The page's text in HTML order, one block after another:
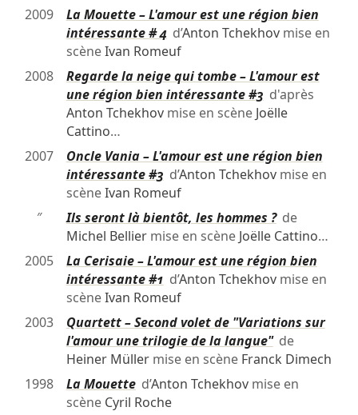
2009
La Mouette – L'amour est une région bien
intéressante # 4 d’Anton Tchekhovmise en
scèneIvan Romeuf
2008
Regarde la neige qui tombe – L'amour est
une région bien intéressante #3 d'après
Anton Tchekhovmise en scène Joëlle
Cattino…
2007
Oncle Vania – L'amour est une région bien
intéressante #3 d’Anton Tchekhovmise en
scèneIvan Romeuf
″
Ils seront là bientôt, les hommes ?de
Michel Belliermise en scène Joëlle Cattino…
2005
La Cerisaie – L'amour est une région bien
intéressante #1 d’Anton Tchekhovmise en
scèneIvan Romeuf
2003
Quartett – Second volet de "Variations sur
l'amour une trilogie de la langue"de
Heiner Müllermise en scène Franck Dimech
1998
La Mouetted’Anton Tchekhovmise en
scène Cyril Roche